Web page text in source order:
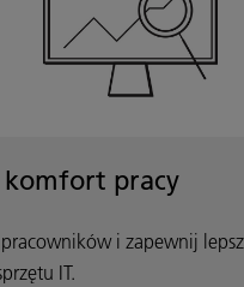
komfort pracy
pracowników i zapewnij
IT.